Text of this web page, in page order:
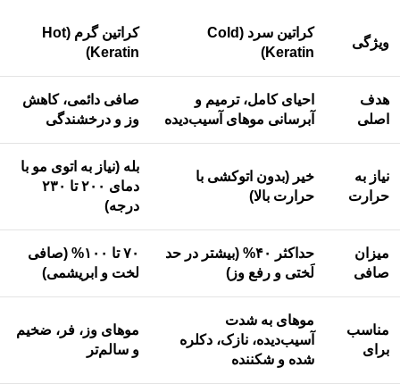
ویژگی
کراتین سرد (Cold
Keratin)
کراتین گرم (Hot
Keratin)
هدف
اصلی
احیای کامل، ترمیم و
آبرسانی موهای آسیب‌دیده
صافی دائمی، کاهش
وز و درخشندگی
نیاز به
حرارت
خیر (بدون اتوکشی با
حرارت بالا)
بله (نیاز به اتوی مو با
دمای ۲۰۰ تا ۲۳۰
درجه)
میزان
صافی
حداکثر ۴۰% (بیشتر در حد
لَختی و رفع وز)
۷۰ تا ۱۰۰% (صافی
لخت و ابریشمی)
مناسب
برای
موهای به شدت
آسیب‌دیده، نازک، دکلره
شده و شکننده
موهای وز، فر، ضخیم
و سالم‌تر